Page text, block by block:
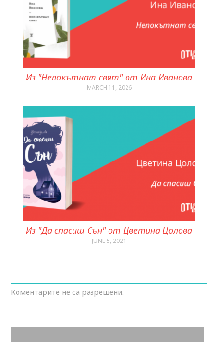
Из "Непокътнат свят" от Ина Иванова
MARCH 11, 2026
Из "Да спасиш Сън" от Цветина Цолова
JUNE 5, 2021
Коментарите не са разрешени.